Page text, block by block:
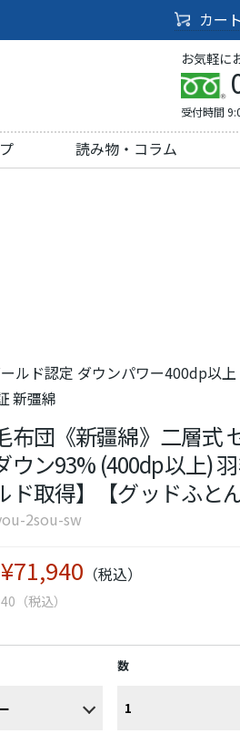
カート
お気軽に
受付時間
読み物・コラム
ルド認定 ダウンパワー400dp以
新彊綿
布団《新疆綿》二層式
ウン93% (400dp以上)
ド取得】【グッドふと
2sou-sw
¥71,940 （税込）
（税込）
数